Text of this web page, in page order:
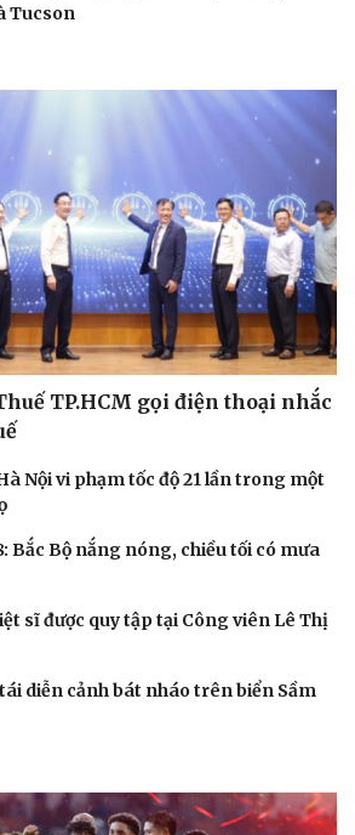
Tucson
TP.HCM gọi điện thoại nhắc
Nội vi phạm tốc độ 21 lần trong một
Bắc Bộ nắng nóng, chiều tối có mưa
sĩ được quy tập tại Công viên Lê Thị
diễn cảnh bát nháo trên biển Sầm